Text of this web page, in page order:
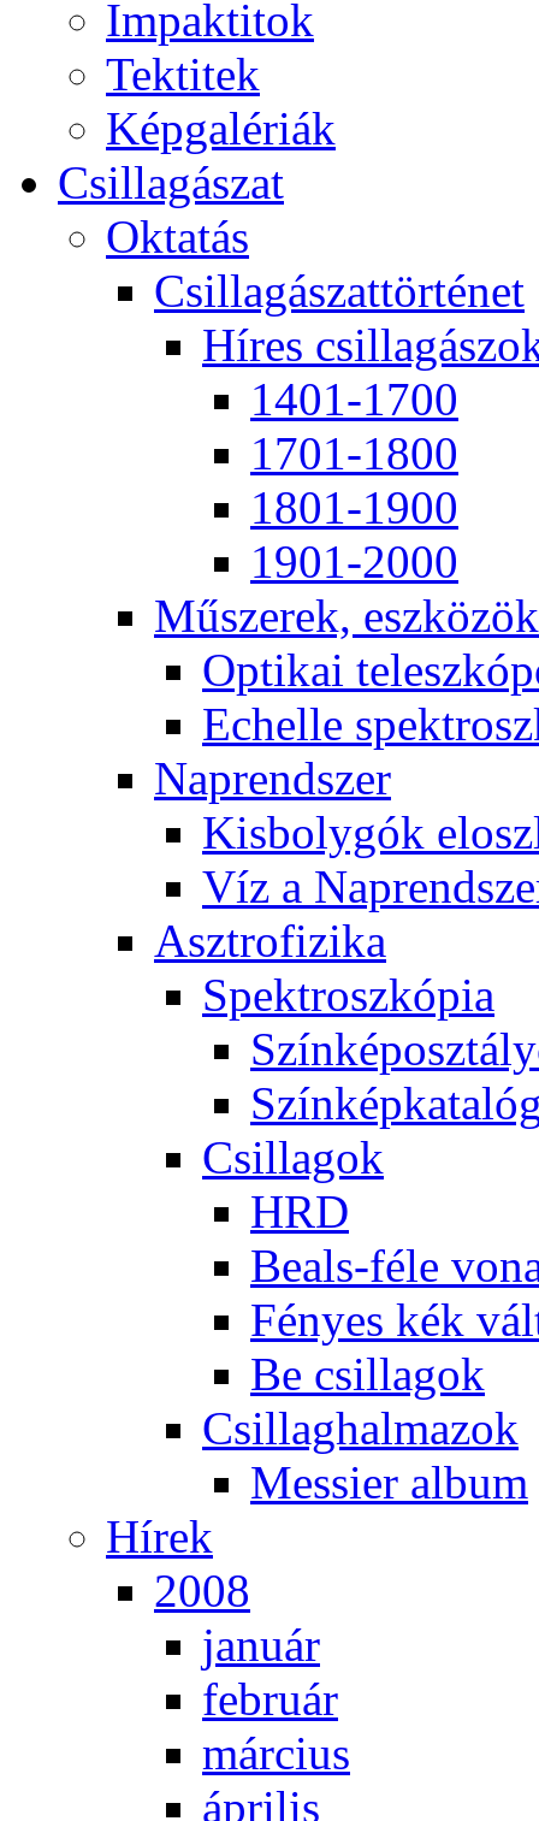
Imp­ak­ti­tok
Tek­ti­tek
Kép­ga­lé­ri­ák
Csil­la­gá­szat
Ok­ta­tás
Csil­la­gá­szat­tör­té­net
Hí­res
1401-1700
1701-1800
1801-1900
1901-2000
Mű­sze­rek, esz­kö­zök
Op­ti­kai
Echel­le
Nap­rend­szer
Kis­boly­gók
Víz a
Aszt­ro­fi­zi­ka
Spekt­rosz­kó­pia
Csil­la­gok
HRD
Be­als-fé­le
Fé­nyes kék
Be csil­la­gok
Csil­lag­hal­ma­zok
Mes­si­er al­bum
Hí­rek
2008
ja­nu­ár
feb­ru­ár
már­ci­us
áp­ri­lis